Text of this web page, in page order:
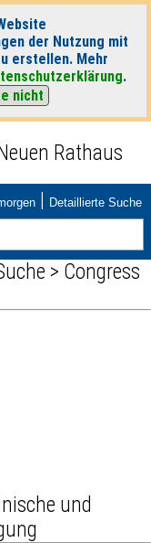
der Nutzung mit
erstellen. Mehr
.
nicht
| Detaillierte Suche
> Congress
und